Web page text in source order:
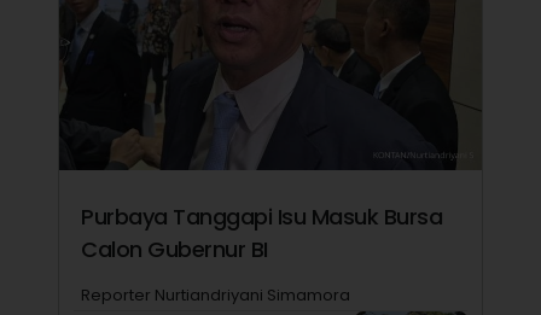
Purbaya Tanggapi Isu Masuk Bursa
Calon Gubernur BI
Reporter Nurtiandriyani Simamora